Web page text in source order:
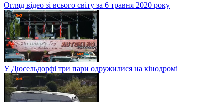
Огляд відео зі всього світу за 6 травня 2020 року
У Дюсельдорфі три пари одружилися на кінодромі